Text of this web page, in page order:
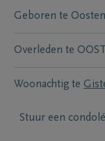
Geboren te
Overleden te
Woonachtig te
Stuur een